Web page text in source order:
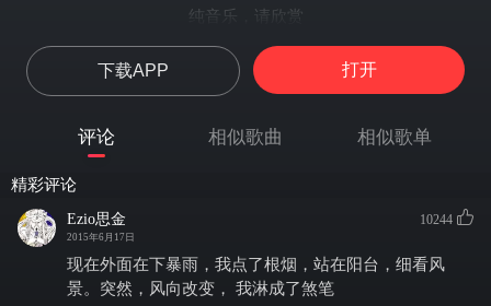
纯音乐，请欣赏
下载APP 打开
评论 相似歌曲 相似歌单
精彩评论
Ezio思金
2015年6月17日
10244
现在外面在下暴雨，我点了根烟，站在阳台，细看风
景。突然，风向改变， 我淋成了煞笔